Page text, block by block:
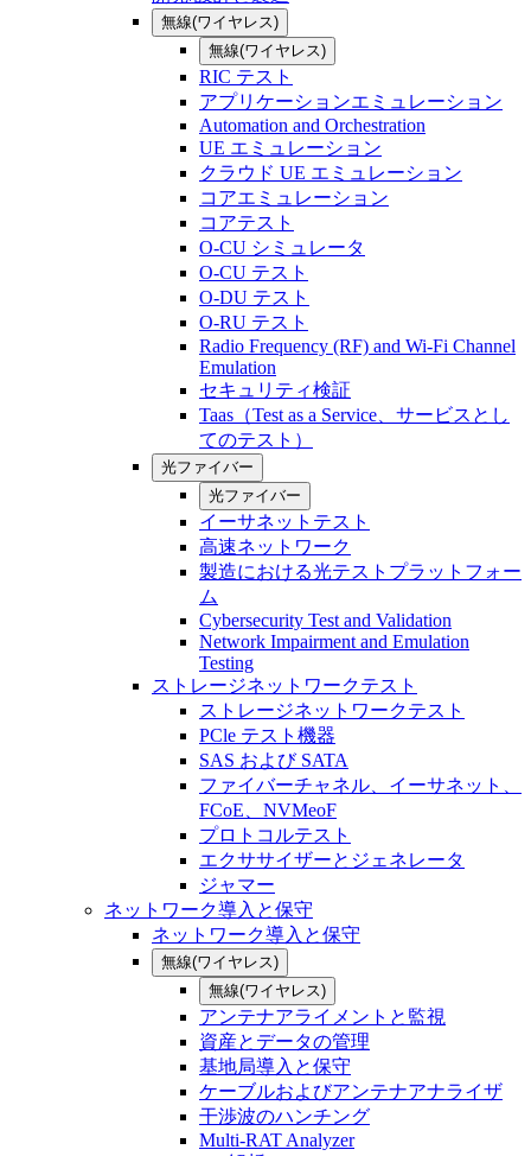
無線(ワイヤレス)
無線(ワイヤレス)
RIC テスト
アプリケーションエミュレーション
Automation and Orchestration
UE エミュレーション
クラウド UE エミュレーション
コアエミュレーション
コアテスト
O-CU シミュレータ
O-CU テスト
O-DU テスト
O-RU テスト
Radio Frequency (RF) and Wi-Fi Channel
Emulation
セキュリティ検証
Taas（Test as a Service、サービスとし
てのテスト）
光ファイバー
光ファイバー
イーサネットテスト
高速ネットワーク
製造における光テストプラットフォー
ム
Cybersecurity Test and Validation
Network Impairment and Emulation
Testing
ストレージネットワークテスト
ストレージネットワークテスト
PCle テスト機器
SAS および SATA
ファイバーチャネル、イーサネット、
FCoE、NVMeoF
プロトコルテスト
エクササイザーとジェネレータ
ジャマー
ネットワーク導入と保守
ネットワーク導入と保守
無線(ワイヤレス)
無線(ワイヤレス)
アンテナアライメントと監視
資産とデータの管理
基地局導入と保守
ケーブルおよびアンテナアナライザ
干渉波のハンチング
Multi-RAT Analyzer